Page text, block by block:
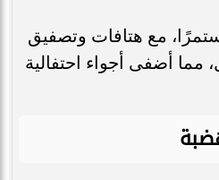
مع هتافات وتصفيق
أضفى أجواء احتفالية